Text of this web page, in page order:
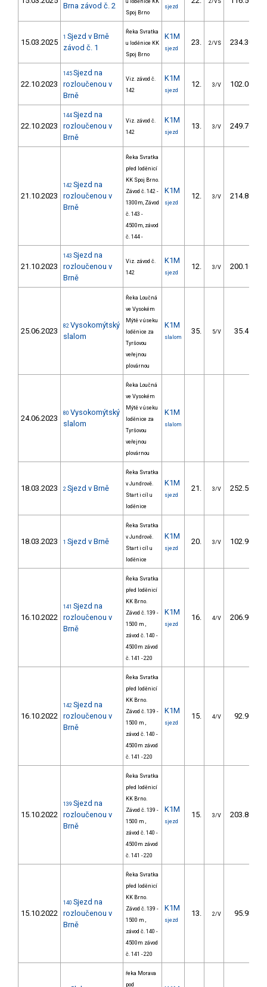
Brna závod č. 2
u loděnice KK
Spoj Brno
sjezd
2/VS
15.03.2025
1 Sjezd v Brně
závod č. 1
Řeka Svratka
u loděnice KK
Spoj Brno
K1M
sjezd
23. 2/VS 234.30
22.10.2023
145 Sjezd na
rozloučenou v
Brně
Viz. závod č.
142
K1M
sjezd
12. 3/V 102.00
22.10.2023
144 Sjezd na
rozloučenou v
Brně
Viz. závod č.
142
K1M
sjezd
13. 3/V 249.70
21.10.2023
142 Sjezd na
rozloučenou v
Brně
Řeka Svratka
před loděnicí
KK Spoj Brno.
Závod č. 142 -
1300m, Závod
č. 143 -
4500m, závod
č. 144 -
K1M
sjezd
12. 3/V 214.80
21.10.2023
143 Sjezd na
rozloučenou v
Brně
Viz. závod č.
142
K1M
sjezd
12. 3/V 200.10
25.06.2023
82 Vysokomýtský
slalom
Řeka Loučná
ve Vysokém
Mýtě v úseku
loděnice za
Tyršovou
veřejnou
plovárnou
K1M
slalom
35. 5/V 35.47
24.06.2023
80 Vysokomýtský
slalom
Řeka Loučná
ve Vysokém
Mýtě v úseku
loděnice za
Tyršovou
veřejnou
plovárnou
K1M
slalom
18.03.2023 2 Sjezd v Brně
Řeka Svratka
v Jundrově.
Start i cíl u
loděnice
K1M
sjezd
21. 3/V 252.50
18.03.2023 1 Sjezd v Brně
Řeka Svratka
v Jundrově.
Start i cíl u
loděnice
K1M
sjezd
20. 3/V 102.90
16.10.2022
141 Sjezd na
rozloučenou v
Brně
Řeka Svratka
před loděnicí
KK Brno.
Závod č. 139 -
1500 m ,
závod č. 140 -
4500m závod
č. 141 - 220
K1M
sjezd
16. 4/V 206.90
16.10.2022
142 Sjezd na
rozloučenou v
Brně
Řeka Svratka
před loděnicí
KK Brno.
Závod č. 139 -
1500 m ,
závod č. 140 -
4500m závod
č. 141 - 220
K1M
sjezd
15. 4/V 92.96
15.10.2022
139 Sjezd na
rozloučenou v
Brně
Řeka Svratka
před loděnicí
KK Brno.
Závod č. 139 -
1500 m ,
závod č. 140 -
4500m závod
č. 141 - 220
K1M
sjezd
15. 3/V 203.80
15.10.2022
140 Sjezd na
rozloučenou v
Brně
Řeka Svratka
před loděnicí
KK Brno.
Závod č. 139 -
1500 m ,
závod č. 140 -
4500m závod
č. 141 - 220
K1M
sjezd
13. 2/V 95.93
řeka Morava
pod